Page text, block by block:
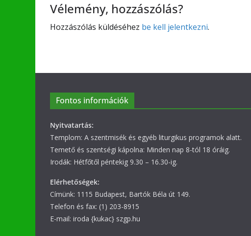
Vélemény, hozzászólás?
Hozzászólás küldéséhez be kell jelentkezni.
Fontos információk
Nyitvatartás:
Templom: A szentmisék és egyéb liturgikus programok alatt.
Temető és szentségi kápolna: Minden nap 8-tól 18 óráig.
Irodák: Hétfőtől péntekig 9.30 – 16.30-ig.
Elérhetőségek:
Címünk: 1115 Budapest, Bartók Béla út 149.
Telefon és fax: (1) 203-8915
E-mail: iroda {kukac} szgp.hu